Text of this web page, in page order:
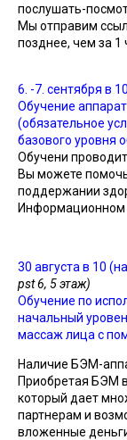
послушать-
Мы отправим
позднее, чем за 1
6. -7. сентября в 10
Обучение
(обязательное
базового уровня
Обучени
Вы можете
поддержании
Информационном
30 августа в 10
pst 6, 5 этаж)
Обучение по
начальный
массаж лица с
Наличие БЭМ-
Приобретая БЭМ
который дает
партнерам и
вложенные